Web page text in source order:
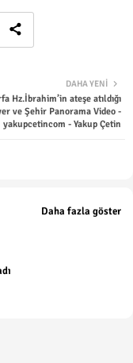
DAHA YENI
Hz.İbrahim’in ateşe atıldığı
ve Şehir Panorama Video -
yakupcetincom - Yakup Çetin
Daha fazla göster